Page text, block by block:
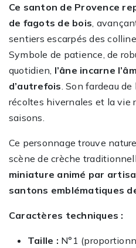
Ce santon de Provence
de fagots de bois ,
sentiers escarpés des
Symbole de patience, de
quotidien, l’âne incarne
d’autrefois . Son fardeau
récoltes hivernales et la vie
saisons.
Ce personnage trouve
scène de crèche
miniature animé par
santons emblématiques
Caractères techniques :
Taille : N°1